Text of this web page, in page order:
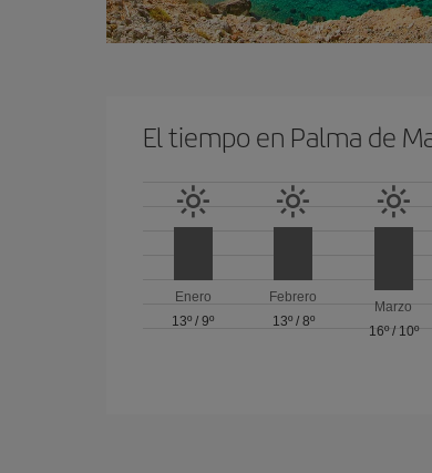
El tiempo en Palma de
Enero
13º /9º
Febrero
13º/ 8º
Marzo
16º/ 10º